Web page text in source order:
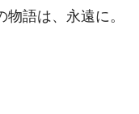
語は、永遠に。